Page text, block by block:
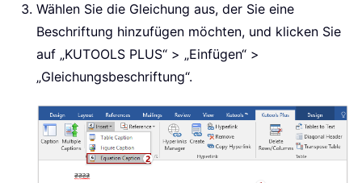
Wählen Sie die Gleichung aus, der Sie eine
Beschriftung hinzufügen möchten, und klicken Sie
auf „KUTOOLS PLUS“ > „Einfügen“ >
„Gleichungsbeschriftung“.